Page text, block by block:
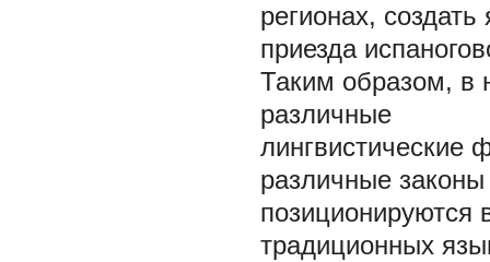
регионах,
приезда
Таким образом, в
различные
лингвистические
различные
позиционируются
традиционных